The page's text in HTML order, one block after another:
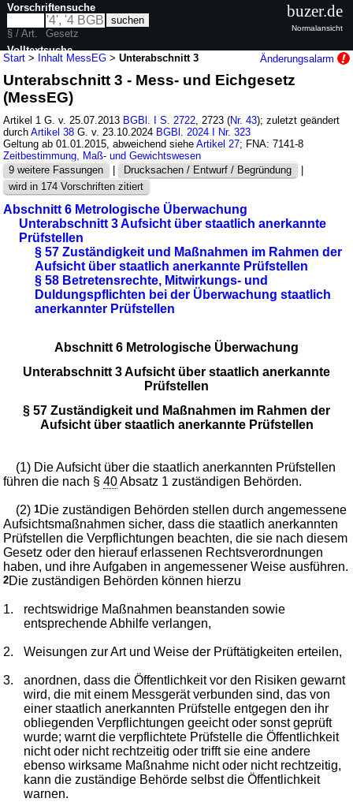
Start > Inhalt MessEG >Unterabschnitt 3 Änderungsalarm
Unterabschnitt 3 - Mess- und Eichgesetz
(MessEG)
Artikel 1 G. v. 25.07.2013 BGBl. I S. 2722 , 2723 (Nr. 43); zuletzt geändert
durchArtikel 38 G. v. 23.10.2024 BGBl. 2024 I Nr. 323
Geltung ab 01.01.2015, abweichend sieheArtikel 27; FNA: 7141-8
Zeitbestimmung, Maß- und Gewichtswesen
9 weitere Fassungen
| Drucksachen / Entwurf / Begründung
|
wird in 174 Vorschriften zitiert
Abschnitt 6 Metrologische Überwachung
Unterabschnitt 3 Aufsicht über staatlich anerkannte
Prüfstellen
§ 57 Zuständigkeit und Maßnahmen im Rahmen der
Aufsicht über staatlich anerkannte Prüfstellen
§ 58 Betretensrechte, Mitwirkungs- und
Duldungspflichten bei der Überwachung staatlich
anerkannter Prüfstellen
Abschnitt 6 Metrologische Überwachung
Unterabschnitt 3 Aufsicht über staatlich anerkannte
Prüfstellen
§ 57 Zuständigkeit und Maßnahmen im Rahmen der
Aufsicht über staatlich anerkannte Prüfstellen
(1) Die Aufsicht über die staatlich anerkannten Prüfstellen
führen die nach §40Absatz 1 zuständigen Behörden.
(2)1Die zuständigen Behörden stellen durch angemessene
Aufsichtsmaßnahmen sicher, dass die staatlich anerkannten
Prüfstellen die Verpflichtungen beachten, die sie nach diesem
Gesetz oder den hierauf erlassenen Rechtsverordnungen
haben, und ihre Aufgaben in angemessener Weise ausführen.
2Die zuständigen Behörden können hierzu
1.
rechtswidrige Maßnahmen beanstanden sowie
entsprechende Abhilfe verlangen,
2. Weisungen zur Art und Weise der Prüftätigkeiten erteilen,
3.
anordnen, dass die Öffentlichkeit vor den Risiken gewarnt
wird, die mit einem Messgerät verbunden sind, das von
einer staatlich anerkannten Prüfstelle entgegen den ihr
obliegenden Verpflichtungen geeicht oder sonst geprüft
wurde; warnt die verpflichtete Prüfstelle die Öffentlichkeit
nicht oder nicht rechtzeitig oder trifft sie eine andere
ebenso wirksame Maßnahme nicht oder nicht rechtzeitig,
kann die zuständige Behörde selbst die Öffentlichkeit
warnen.
Vorschriftensuche
§ / Art.
Gesetz
Volltextsuche
nur in MessEG
buzer.de
Normalansicht